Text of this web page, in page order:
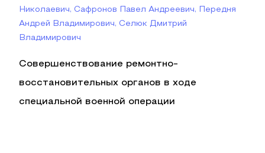
Николаевич, Сафронов Павел Андреевич, Передня
Андрей Владимирович, Селюк Дмитрий
Владимирович
Совершенствование ремонтно-
восстановительных органов в ходе
специальной военной операции